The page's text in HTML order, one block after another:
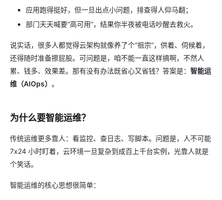
应用跑得挺好，但一旦出点小问题，排查得人仰马翻；
部门天天喊要“高可用”，结果你半夜被电话吵醒去救火。
说实话，很多人都觉得云架构就像养了个“祖宗”，供着、伺候着，
还得随时准备擦屁股。可问题是，咱不能一直这样搞啊，不然人
累、钱多、效果差。那有没有办法既省心又省钱？答案是： 智能运
维（AIOps） 。
为什么要智能运维？
传统运维更多靠人：看监控、查日志、写脚本。问题是，人不可能
7x24 小时盯着，云环境一旦复杂到成百上千台实例，光靠人就是
个笑话。
智能运维的核心思想很简单：